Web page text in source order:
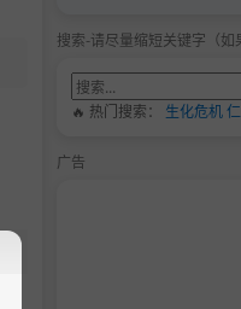
搜索-请尽量缩短关键字（如
🔥 热门搜索： 生化危机
广告